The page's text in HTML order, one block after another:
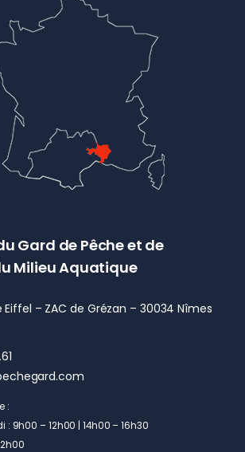
Gard de Pêche et de
Milieu Aquatique
Eiffel – ZAC de Grézan – 30034 Nîmes
:
: 9h00 – 12h00 | 14h00 – 16h30